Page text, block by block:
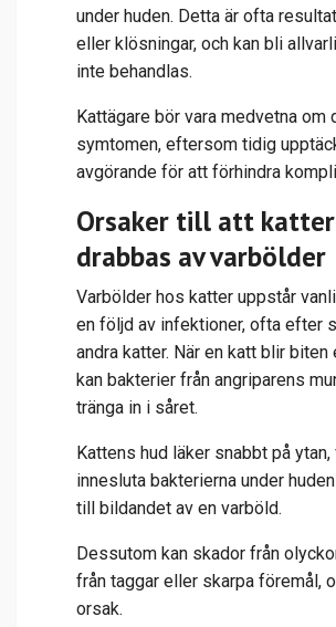
under huden. Detta är ofta
eller klösningar, och kan bli
inte behandlas.
Kattägare bör vara medvetna om
symtomen, eftersom tidig
avgörande för att förhindra
Orsaker till att katter
drabbas av varbölder
Varbölder hos katter uppstår
en följd av infektioner, ofta efter
andra katter. När en katt blir biten
kan bakterier från angriparens
tränga in i såret.
Kattens hud läker snabbt på
innesluta bakterierna under
till bildandet av en varböld.
Dessutom kan skador från
från taggar eller skarpa föremål,
orsak.